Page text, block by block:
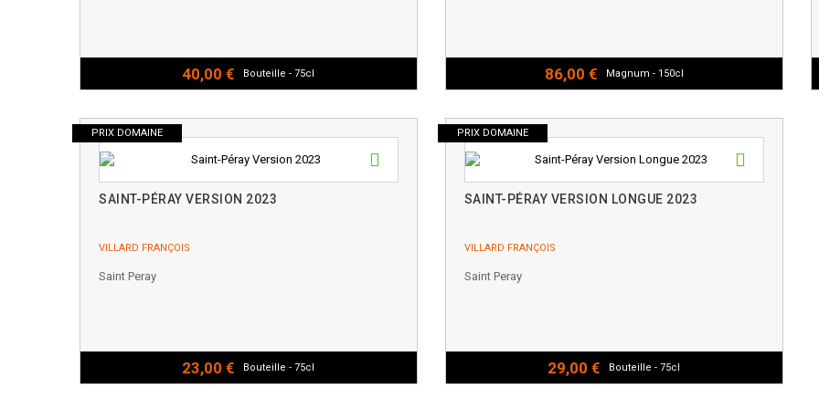
40,00 € Bouteille - 75cl 86,00 € Magnum - 150cl
PRIX DOMAINE
SAINT-PÉRAY VERSION 2023
VILLARD FRANÇOIS
Saint Peray
23,00 € Bouteille - 75cl
PRIX DOMAINE
SAINT-PÉRAY VERSION LONGUE 2023
VILLARD FRANÇOIS
Saint Peray
29,00 € Bouteille - 75cl